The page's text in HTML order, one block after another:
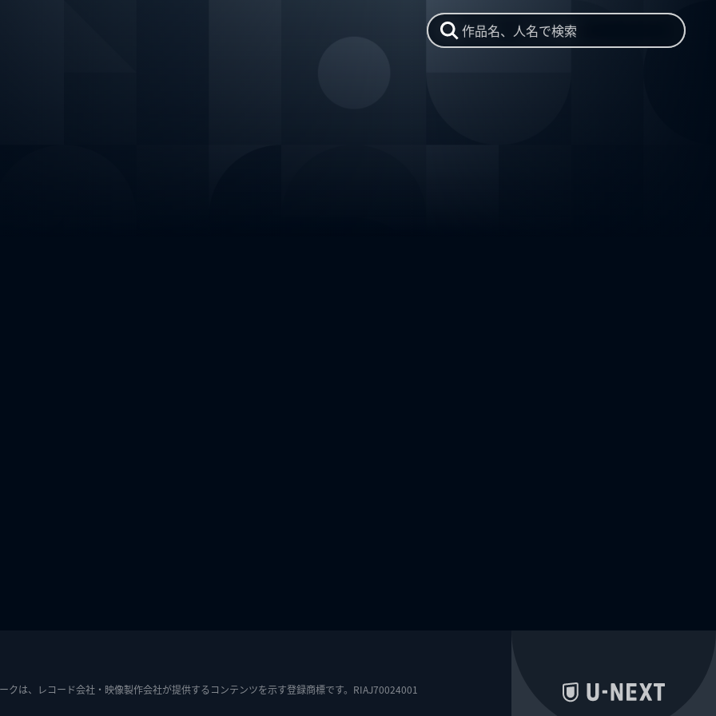
作品名、人名で検索
クは、レコード会社・映像製作会社が提供するコンテンツを示す登録商標です。RIAJ70024001